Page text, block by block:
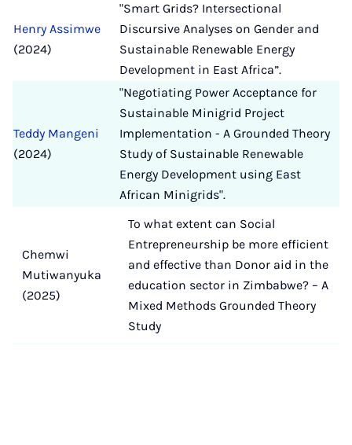
Henry Assimwe
(2024)
"Smart Grids? Intersectional
Discursive Analyses on Gender and
Sustainable Renewable Energy
Development in East Africa”.
Teddy Mangeni
(2024)
"Negotiating Power Acceptance for
Sustainable Minigrid Project
Implementation - A Grounded Theory
Study of Sustainable Renewable
Energy Development using East
African Minigrids".
Chemwi
Mutiwanyuka
(2025)
To what extent can Social
Entrepreneurship be more efficient
and effective than Donor aid in the
education sector in Zimbabwe? – A
Mixed Methods Grounded Theory
Study